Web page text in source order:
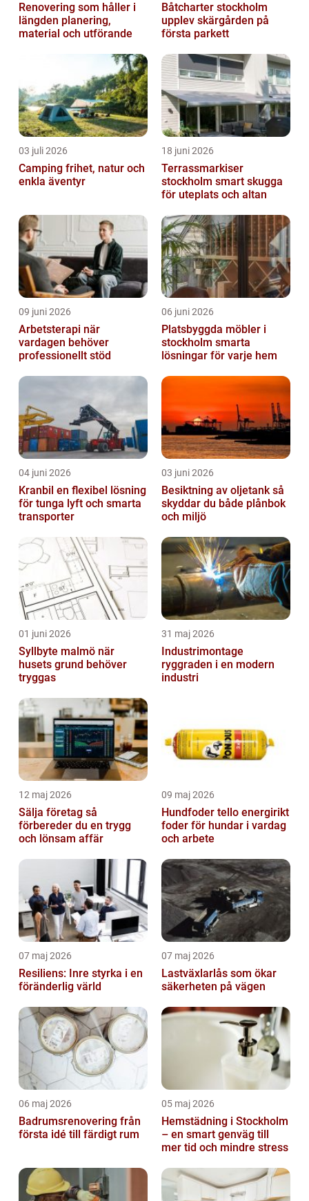
Renovering som håller i
längden planering,
material och utförande
Båtcharter stockholm
upplev skärgården på
första parkett
03 juli 2026
Camping frihet, natur och
enkla äventyr
18 juni 2026
Terrassmarkiser
stockholm smart skugga
för uteplats och altan
09 juni 2026
Arbetsterapi när
vardagen behöver
professionellt stöd
06 juni 2026
Platsbyggda möbler i
stockholm smarta
lösningar för varje hem
04 juni 2026
Kranbil en flexibel lösning
för tunga lyft och smarta
transporter
03 juni 2026
Besiktning av oljetank så
skyddar du både plånbok
och miljö
01 juni 2026
Syllbyte malmö när
husets grund behöver
tryggas
31 maj 2026
Industrimontage
ryggraden i en modern
industri
12 maj 2026
Sälja företag så
förbereder du en trygg
och lönsam affär
09 maj 2026
Hundfoder tello energirikt
foder för hundar i vardag
och arbete
07 maj 2026
Resiliens: Inre styrka i en
föränderlig värld
07 maj 2026
Lastväxlarlås som ökar
säkerheten på vägen
06 maj 2026
Badrumsrenovering från
första idé till färdigt rum
05 maj 2026
Hemstädning i Stockholm
– en smart genväg till
mer tid och mindre stress